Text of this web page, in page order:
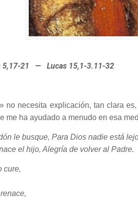
21 — Lucas 15,1-3.11-32
no necesita explicación, tan clara
me ha ayudado a menudo en esa
le busque,Para Dios nadie está
el hijo, Alegría de volver al Padre.
cure,